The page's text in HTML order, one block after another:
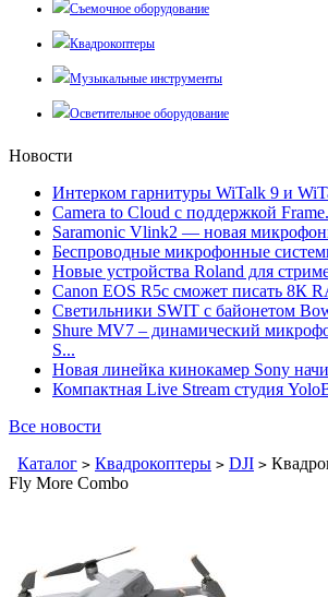
Съемочное оборудование
Квадрокоптеры
Музыкальные инструменты
Осветительное оборудование
Новости
Интерком гарнитуры WiTalk 9 и
Camera to Cloud с поддержкой
Saramonic Vlink2 — новая
Беспроводные микрофонные
Новые устройства Roland для
Canon EOS R5c сможет писать 8К
Светильники SWIT с байонетом
Shure MV7 – динамический
S...
Новая линейка кинокамер Sony
Компактная Live Stream студия
Все новости
Каталог > Квадрокоптеры > DJI >
Fly More Combo